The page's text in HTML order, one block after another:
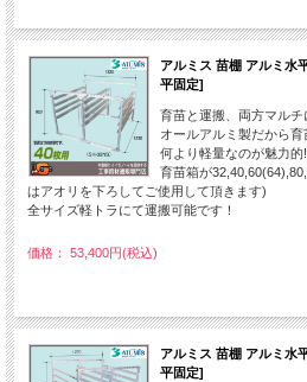
アルミス 苗棚 アルミ水
平固定]
育苗と運搬、両方マルチ
オールアルミ製だから育
何より軽量なのが魅力的
育苗箱が
はアオリを下ろしてご使用して頂きます)
全サイズ軽トラにて運搬可能です！
価格： 53,400円(税込)
アルミス 苗棚 アルミ水
平固定]